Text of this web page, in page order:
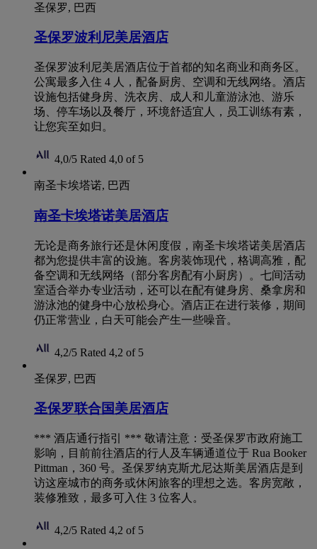
圣保罗, 巴西
圣保罗波利尼美居酒店
圣保罗波利尼美居酒店位于首都的知名商业和商务区。
公寓最多入住 4 人，配备厨房、空调和无线网络。酒店
设施包括健身房、洗衣房、成人和儿童游泳池、游乐
场、停车场以及餐厅，环境舒适宜人，员工训练有素，
让您宾至如归。
4,0/5 Rated 4,0 of 5
南圣卡埃塔诺, 巴西
南圣卡埃塔诺美居酒店
无论是商务旅行还是休闲度假，南圣卡埃塔诺美居酒店
都为您提供丰富的设施。客房装饰现代，格调高雅，配
备空调和无线网络（部分客房配有小厨房）。七间活动
室适合举办专业活动，还可以在配有健身房、桑拿房和
游泳池的健身中心放松身心。酒店正在进行装修，期间
仍正常营业，白天可能会产生一些噪音。
4,2/5 Rated 4,2 of 5
圣保罗, 巴西
圣保罗联合国美居酒店
*** 酒店通行指引 *** 敬请注意：受圣保罗市政府施工
影响，目前前往酒店的行人及车辆通道位于 Rua Booker
Pittman，360 号。圣保罗纳克斯尤尼达斯美居酒店是到
访这座城市的商务或休闲旅客的理想之选。客房宽敞，
装修雅致，最多可入住 3 位客人。
4,2/5 Rated 4,2 of 5